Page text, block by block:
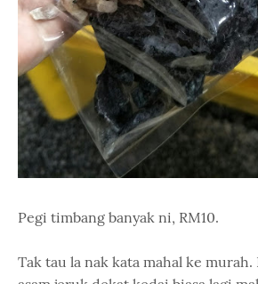
Pegi timbang banyak ni, RM10.
Tak tau la nak kata mahal ke murah.